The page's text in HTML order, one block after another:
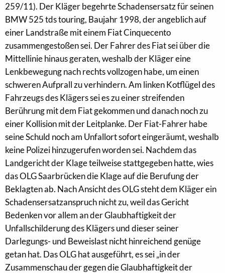
259/11). Der Kläger begehrte Schadensersatz für seinen
BMW 525 tds touring, Baujahr 1998, der angeblich auf
einer Landstraße mit einem Fiat Cinquecento
zusammengestoßen sei. Der Fahrer des Fiat sei über die
Mittellinie hinaus geraten, weshalb der Kläger eine
Lenkbewegung nach rechts vollzogen habe, um einen
schweren Aufprall zu verhindern. Am linken Kotflügel des
Fahrzeugs des Klägers sei es zu einer streifenden
Berührung mit dem Fiat gekommen und danach noch zu
einer Kollision mit der Leitplanke. Der Fiat-Fahrer habe
seine Schuld noch am Unfallort sofort eingeräumt, weshalb
keine Polizei hinzugerufen worden sei. Nachdem das
Landgericht der Klage teilweise stattgegeben hatte, wies
das OLG Saarbrücken die Klage auf die Berufung der
Beklagten ab. Nach Ansicht des OLG steht dem Kläger ein
Schadensersatzanspruch nicht zu, weil das Gericht
Bedenken vor allem an der Glaubhaftigkeit der
Unfallschilderung des Klägers und dieser seiner
Darlegungs- und Beweislast nicht hinreichend genüge
getan hat. Das OLG hat ausgeführt, es sei „in der
Zusammenschau der gegen die Glaubhaftigkeit der